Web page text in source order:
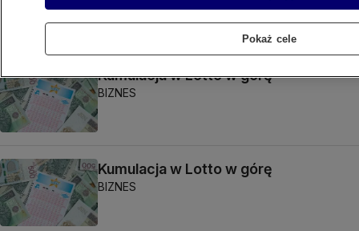
Kumulacja w Lotto w górę
BIZNES
Kumulacja w Lotto w górę
BIZNES
Pokaż cele